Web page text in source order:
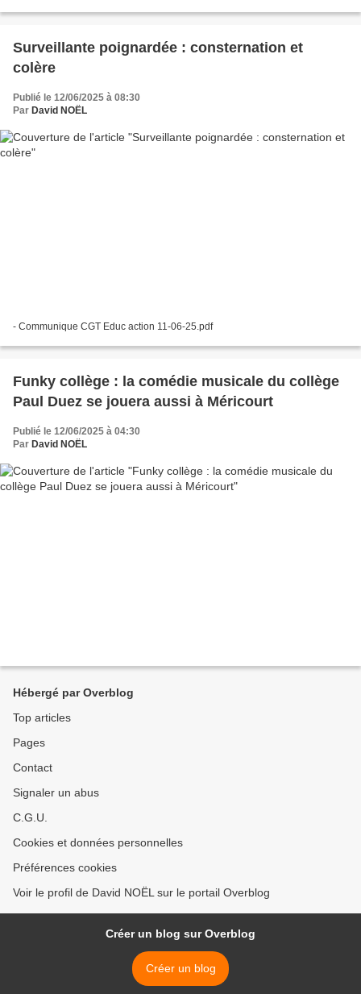
Surveillante poignardée : consternation et
colère
Publié le 12/06/2025 à 08:30
Par David NOËL
- Communique CGT Educ action 11-06-25.pdf
Funky collège : la comédie musicale du collège
Paul Duez se jouera aussi à Méricourt
Publié le 12/06/2025 à 04:30
Par David NOËL
Hébergé par Overblog
Top articles
Pages
Contact
Signaler un abus
C.G.U.
Cookies et données personnelles
Préférences cookies
Voir le profil de David NOËL sur le portail Overblog
Créer un blog sur Overblog
Créer un blog